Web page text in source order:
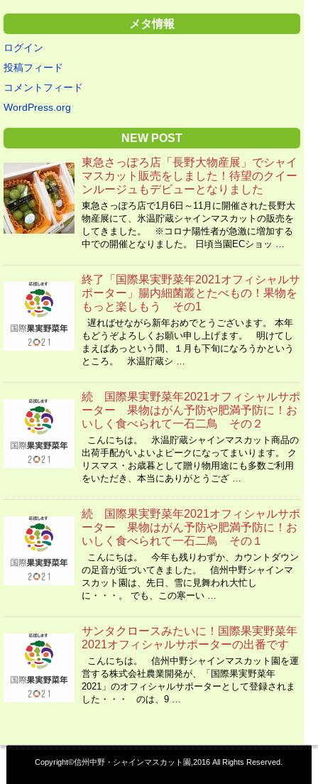
メタ情報
ログイン
投稿フィード
コメントフィード
WordPress.org
NEW POST
東急さっぽろ店「長野大物産展」でシャイ
マスカット販売をしました！待望のクイー
ンルージュもデビューとなりました
東急さっぽろ店で1月6日～11月に開催された長野大
物産展にて、氷温貯蔵シャインマスカットの販売を
してきました。 ※コロナ陽性者が急激に増加する
中での開催となりました。 日頃当園ECショッ …
終了「国際果実野菜年2021オフィシャルサ
ポーター」腸内細菌叢とたべもの！果物を
もっと楽しもう その1
遅ればせながら新年おめでとうございます。 本年
もどうぞよろしくお願い申し上げます。 明けてし
まえばあっという間、１月も下旬になろうかという
ところ。 氷温貯蔵シ …
続 国際果実野菜年2021オフィシャルサポ
ーター 果物はがん予防や肥満予防に！お
いしく食べられて一石二鳥 その２
こんにちは。 氷温貯蔵シャインマスカット商品の
出荷手配がいよいよピークになってまいります。 ク
リスマス・お歳暮として贈り物用途にも多数ご利用
をいただき、本当にありがとうござ …
続 国際果実野菜年2021オフィシャルサポ
ーター 果物はがん予防や肥満予防に！お
いしく食べられて一石二鳥 その１
こんにちは。 今年も残りわずか、カウントダウン
の足音が近づいてきました。 信州中野シャインマ
スカット園は、先日、雪に見舞われ大忙し
に・・・。 でも、この寒ーい …
サンタクロースみたいに！国際果実野菜年
2021オフィシャルサポーターの出番です
こんにちは。 信州中野シャインマスカット園を運
営する株式会社農業開発が、「国際果実野菜年
2021」のオフィシャルサポーターとして登録されま
した・・・ のは、9 …
Copyright©信州中野・シャインマスカット園,2016 All Rights Reserved.